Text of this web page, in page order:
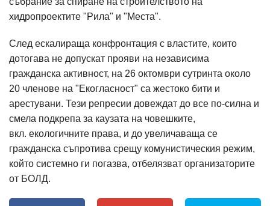
хидропроектите "Рила" и "Места".
След ескалираща конфронтация с властите, които
дотогава не допускат прояви на независима
гражданска активност, на 26 октомври сутринта около
20 членове на "Екогласност" са жестоко бити и
арестувани. Тези репресии довеждат до все по-силна и
смела подкрепа за каузата на човешките,
вкл. екологичните права, и до увеличаваща се
гражданска съпротива срещу комунистическия режим,
който системно ги погазва, отбелязват организаторите
от БОЛД.